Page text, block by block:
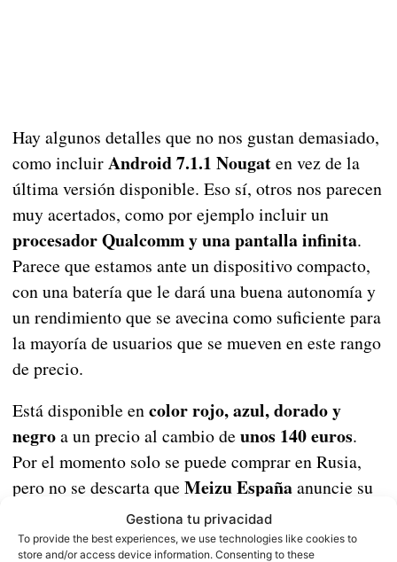
Gestiona tu privacidad
To provide the best experiences, we use technologies like cookies to
store and/or access device information. Consenting to these
Hay algunos detalles que no nos gustan demasiado,
como incluirAndroid 7.1.1 Nougaten vez de la
última versión disponible. Eso sí, otros nos parecen
muy acertados, como por ejemplo incluir un
procesador Qualcomm y una pantalla infinita.
Parece que estamos ante un dispositivo compacto,
con una batería que le dará una buena autonomía y
un rendimiento que se avecina como suficiente para
la mayoría de usuarios que se mueven en este rango
de precio.
Está disponible encolor rojo, azul, dorado y
negroa un precio al cambio de unos 140 euros.
Por el momento solo se puede comprar en Rusia,
pero no se descarta que Meizu Españaanuncie su
disponibilidad en las próximas semanas para
España.